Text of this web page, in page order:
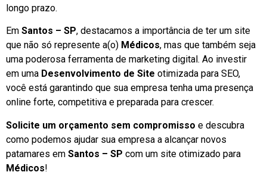
longo prazo.
Em Santos – SP, destacamos a importância de ter um site
que não só represente a(o) Médicos, mas que também seja
uma poderosa ferramenta de marketing digital. Ao investir
em uma Desenvolvimento de Site otimizada para SEO,
você está garantindo que sua empresa tenha uma presença
online forte, competitiva e preparada para crescer.
Solicite um orçamento sem compromisso e descubra
como podemos ajudar sua empresa a alcançar novos
patamares em Santos – SP com um site otimizado para
Médicos!